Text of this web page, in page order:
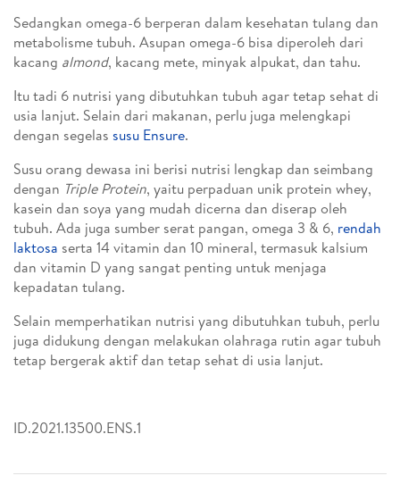
Sedangkan omega-6 berperan dalam kesehatan tulang dan
metabolisme tubuh. Asupan omega-6 bisa diperoleh dari
kacang almond, kacang mete, minyak alpukat, dan tahu.
Itu tadi 6 nutrisi yang dibutuhkan tubuh agar tetap sehat di
usia lanjut. Selain dari makanan, perlu juga melengkapi
dengan segelas susu Ensure.
Susu orang dewasa ini berisi nutrisi lengkap dan seimbang
dengan Triple Protein, yaitu perpaduan unik protein whey,
kasein dan soya yang mudah dicerna dan diserap oleh
tubuh. Ada juga sumber serat pangan, omega 3 & 6, rendah
laktosa serta 14 vitamin dan 10 mineral, termasuk kalsium
dan vitamin D yang sangat penting untuk menjaga
kepadatan tulang.
Selain memperhatikan nutrisi yang dibutuhkan tubuh, perlu
juga didukung dengan melakukan olahraga rutin agar tubuh
tetap bergerak aktif dan tetap sehat di usia lanjut.
ID.2021.13500.ENS.1